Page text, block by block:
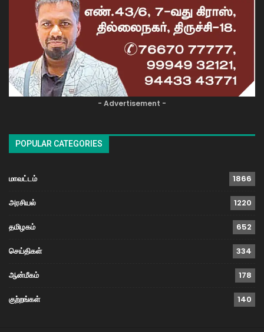
- Advertisement -
POPULAR CATEGORIES
மாவட்டம் 1866
அரசியல் 1220
தமிழகம் 652
செய்திகள் 334
ஆன்மீகம் 178
குற்றங்கள் 140